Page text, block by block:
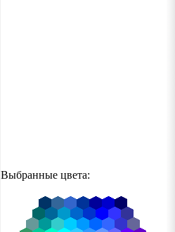
Выбранные цвета: